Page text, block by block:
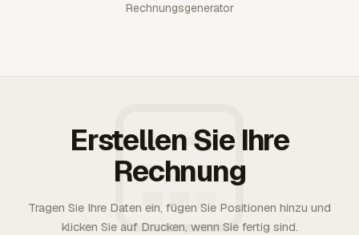
Rechnungsgenerator
Erstellen Sie Ihre
Rechnung
Tragen Sie Ihre Daten ein, fügen Sie Positionen hinzu und
klicken Sie auf Drucken, wenn Sie fertig sind.